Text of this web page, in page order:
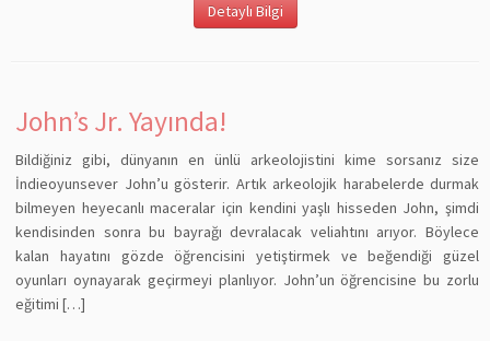
Detaylı Bilgi
John’s Jr. Yayında!
Bildiğiniz gibi, dünyanın en ünlü arkeolojistini kime sorsanız size
İndieoyunsever John’u gösterir. Artık arkeolojik harabelerde durmak
bilmeyen heyecanlı maceralar için kendini yaşlı hisseden John, şimdi
kendisinden sonra bu bayrağı devralacak veliahtını arıyor. Böylece
kalan hayatını gözde öğrencisini yetiştirmek ve beğendiği güzel
oyunları oynayarak geçirmeyi planlıyor. John’un öğrencisine bu zorlu
eğitimi […]